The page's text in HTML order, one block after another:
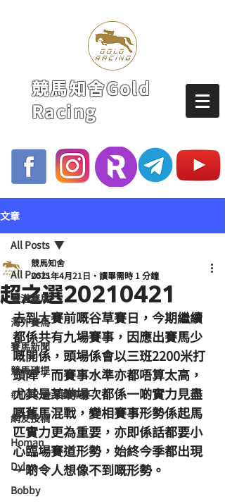
競馬知舍Gold
Racing
文章
All Posts
香港賽馬
海外賽馬
賽馬新聞
競馬磚提
#HKIR 香港國際賽
網友投稿
Homan
Dylan
Bobby
All Posts
超之選20210421
競馬知舍
2021年4月21日
讀畢需時 1 分鐘
去到大賽前嘅谷草賽日，今期繼續
都係共有九場賽事，因應出賽馬少
嘅開係，頭場係會以三班2200米打
頭陣，而賽事水準亦都唔算太高，
尤其是某啲場次都係一啲實力見盡
嘅舊馬混戰，變相賽事形勢係起馬
匹實力更為重要，亦即係話都要小
心臨場賽道形勢，始終今季都出現
一啲令人想像不到嘅形勢。